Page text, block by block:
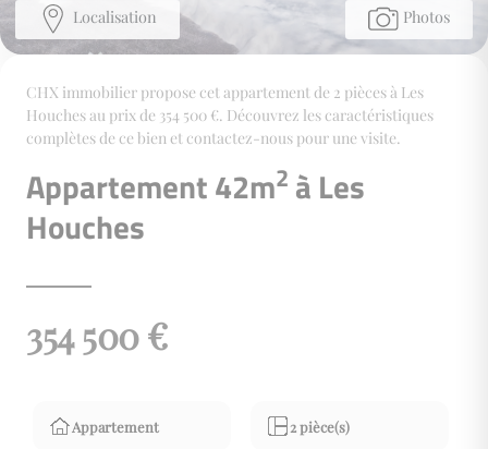
Photos
Localisation
CHX immobilier propose cet appartement de 2 pièces à Les
Houches au prix de 354 500 €. Découvrez les caractéristiques
complètes de ce bien et contactez-nous pour une visite.
Appartement 42m2 à Les
Houches
354 500 €
Appartement 2 pièce(s)